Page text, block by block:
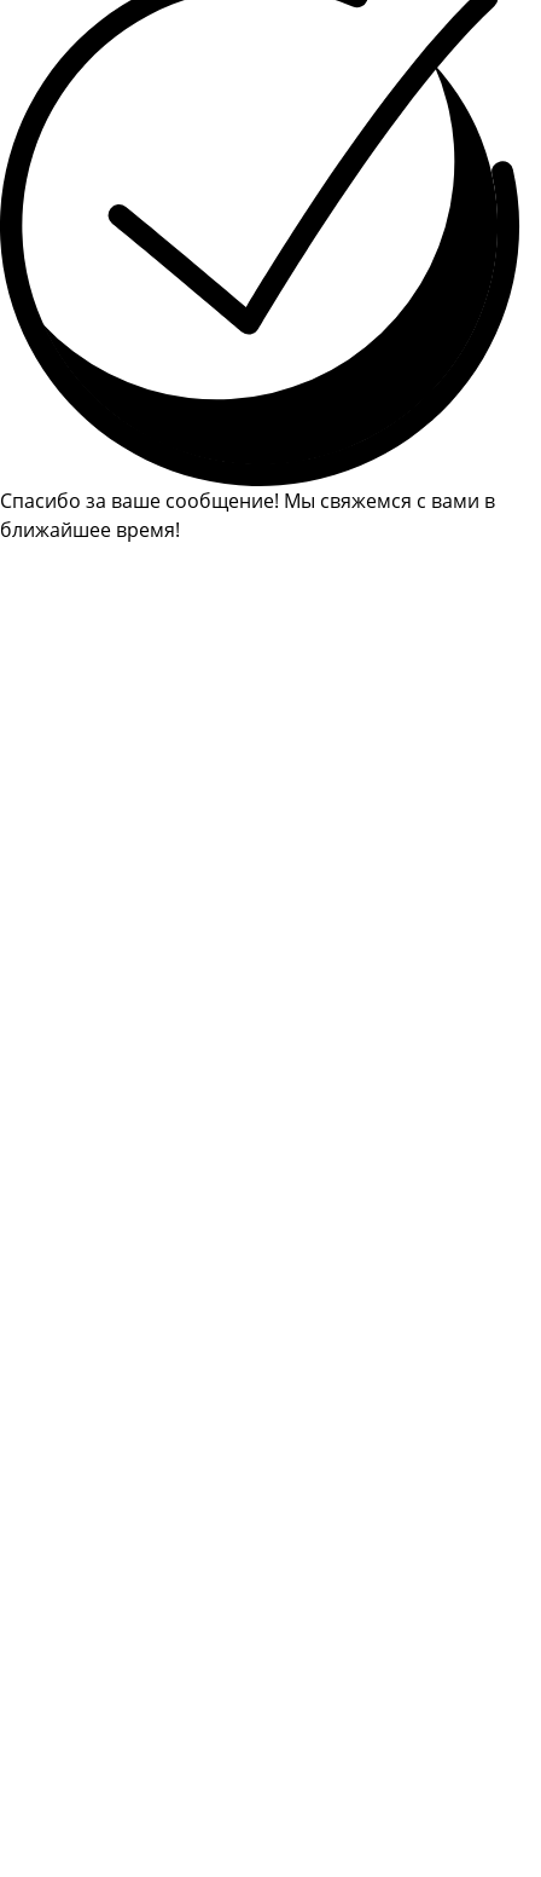
Спасибо за ваше сообщение! Мы свяжемся с вами в
ближайшее время!